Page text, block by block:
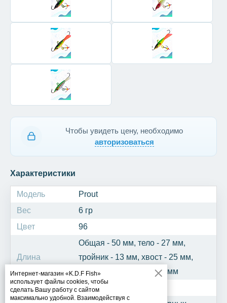
Интернет-магазин «K.D.F Fish»
использует файлы cookies, чтобы
сделать Вашу работу с сайтом
максимально удобной. Взаимодействуя с
Чтобы увидеть цену, необходимо
авторизоваться
Характеристики
Модель
Prout
Вес
6 гр
Цвет
96
Длина
Общая - 50 мм, тело - 27 мм,
тройник - 13 мм, хвост - 25 мм,
крючок одинарный - 10 мм
Рыба
Щука, окунь, берш